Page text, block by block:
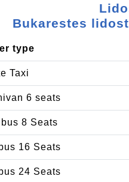
Bukarestes
type
Taxi
6 seats
8 Seats
16 Seats
24 Seats